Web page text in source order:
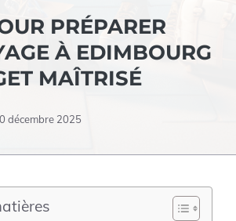
PRÉPARER
À EDIMBOURG
MAÎTRISÉ
décembre 2025